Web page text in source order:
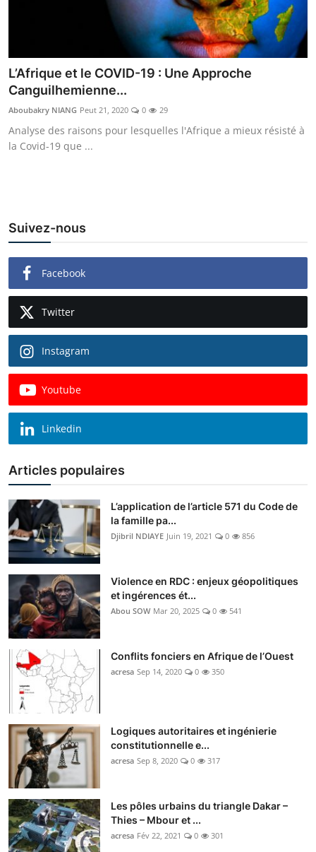
L’Afrique et le COVID-19 : Une Approche
Canguilhemienne...
Aboubakry NIANG Peut 21, 2020 0 29
Analyse des raisons pour lesquelles l'Afrique a mieux résisté à
la Covid-19 que ...
Suivez-nous
Facebook
Twitter
Instagram
Youtube
Linkedin
Articles populaires
L’application de l’article 571 du Code de
la famille pa...
Djibril NDIAYE Juin 19, 2021 0 856
Violence en RDC : enjeux géopolitiques
et ingérences ét...
Abou SOW Mar 20, 2025 0 541
Conflits fonciers en Afrique de l’Ouest
acresa Sep 14, 2020 0 350
Logiques autoritaires et ingénierie
constitutionnelle e...
acresa Sep 8, 2020 0 317
Les pôles urbains du triangle Dakar –
Thies – Mbour et ...
acresa Fév 22, 2021 0 301